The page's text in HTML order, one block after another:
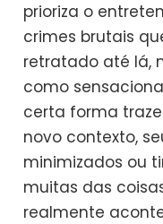
prioriza o
crimes brutais
retratado até lá,
como
certa forma
novo contexto,
minimizados ou
muitas das
realmente